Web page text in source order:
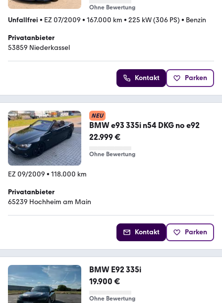
Ohne Bewertung
Unfallfrei • EZ 07/2009 • 167.000 km • 225 kW (306 PS) • Benzin
Privatanbieter
53859 Niederkassel
Kontakt Parken
NEU
BMW e93 335i n54 DKG no e92
22.999 €
Ohne Bewertung
EZ 09/2009 • 118.000 km
Privatanbieter
65239 Hochheim am Main
Kontakt Parken
BMW E92 335i
19.900 €
Ohne Bewertung